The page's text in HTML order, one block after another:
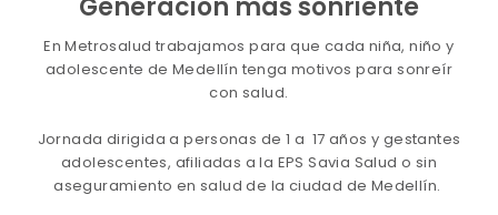
Generación más sonriente
En Metrosalud trabajamos para que cada niña, niño y
adolescente de Medellín tenga motivos para sonreír
con salud.
Jornada dirigida a personas de 1 a 17 años y gestantes
adolescentes, afiliadas a la EPS Savia Salud o sin
aseguramiento en salud de la ciudad de Medellín.